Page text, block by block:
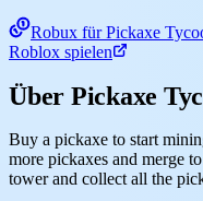
Robux für Pickaxe
Roblox spielen
Über Pickaxe
Buy a pickaxe to start
more pickaxes and merge
tower and collect all the